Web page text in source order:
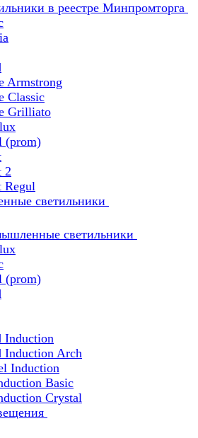
в реестре Минпромторга
Armstrong
Classic
Grilliato
(prom)
2
Regul
светильники
светильники
(prom)
Induction
Induction Arch
Induction
Basic
Crystal